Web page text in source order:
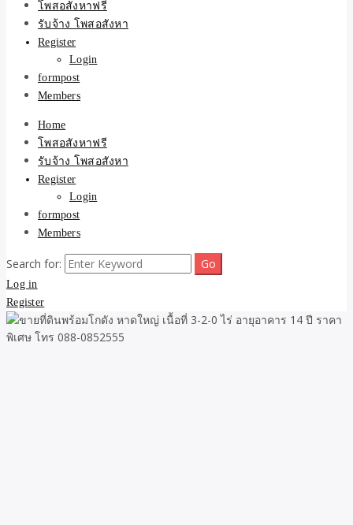
ขายบ้าน ที่ดิน ไม่มีค่านาย
หน้า โดย ทีมงาน รับจ้าง
โพสต์อสังหา-บ้านที่ดิน
โพสอสังหาฟรี
รับจ้าง โพสอสังหา
Register
Login
formpost
Members
Home
โพสอสังหาฟรี
รับจ้าง โพสอสังหา
Register
Login
formpost
Members
Search for:
Log in
Register